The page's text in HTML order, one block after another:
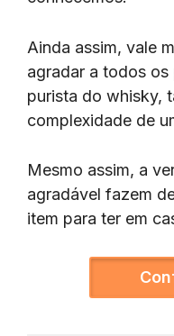
Ainda assim, vale
agradar a todos os
purista do whisky,
complexidade de
Mesmo assim, a
agradável fazem
item para ter em